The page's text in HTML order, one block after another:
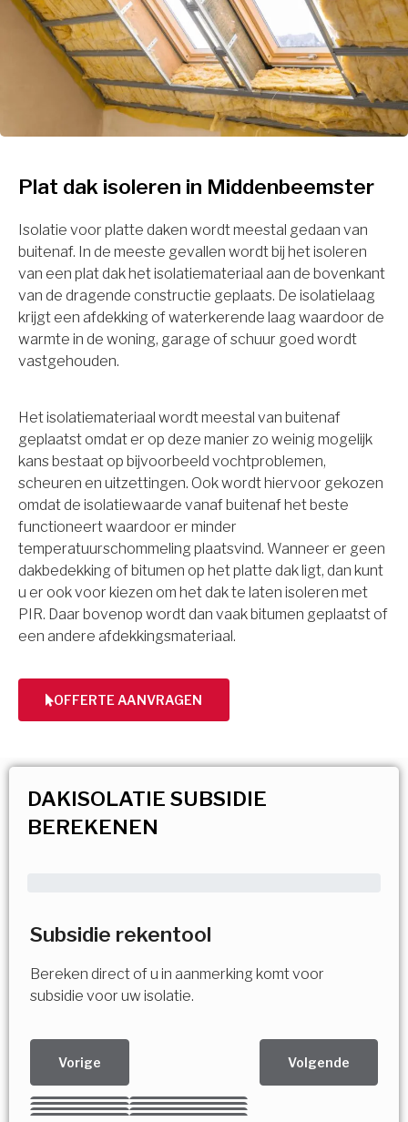
Plat dak isoleren in Middenbeemster
Isolatie voor platte daken wordt meestal gedaan van
buitenaf. In de meeste gevallen wordt bij het isoleren
van een plat dak het isolatiemateriaal aan de bovenkant
van de dragende constructie geplaats. De isolatielaag
krijgt een afdekking of waterkerende laag waardoor de
warmte in de woning, garage of schuur goed wordt
vastgehouden.
Het isolatiemateriaal wordt meestal van buitenaf
geplaatst omdat er op deze manier zo weinig mogelijk
kans bestaat op bijvoorbeeld vochtproblemen,
scheuren en uitzettingen. Ook wordt hiervoor gekozen
omdat de isolatiewaarde vanaf buitenaf het beste
functioneert waardoor er minder
temperatuurschommeling plaatsvind. Wanneer er geen
dakbedekking of bitumen op het platte dak ligt, dan kunt
u er ook voor kiezen om het dak te laten isoleren met
PIR. Daar bovenop wordt dan vaak bitumen geplaatst of
een andere afdekkingsmateriaal.
OFFERTE AANVRAGEN
DAKISOLATIE SUBSIDIE
BEREKENEN
Subsidie rekentool
Bereken direct of u in aanmerking komt voor
subsidie voor uw isolatie.
Vorige Volgende
Kies uw Isolatiemaatregel